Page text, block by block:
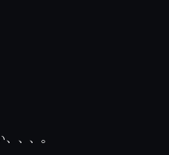
、、。